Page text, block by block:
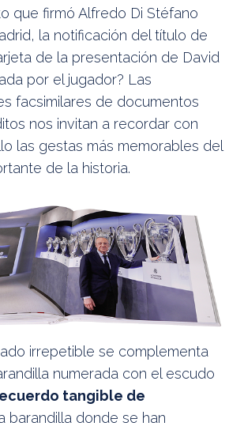
que firmó Alfredo Di Stéfano
la notificación del título de
de la presentación de David
por el jugador? Las
facsimilares de documentos
nos invitan a recordar con
las gestas más memorables del
de la historia.
irrepetible se complementa
numerada con el escudo
tangible de
barandilla donde se han